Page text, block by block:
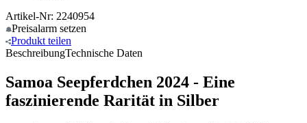
Artikel-Nr: 2240954
Preisalarm setzen
Produkt teilen
BeschreibungTechnische Daten
Samoa Seepferdchen 2024 - Eine
faszinierende Rarität in Silber